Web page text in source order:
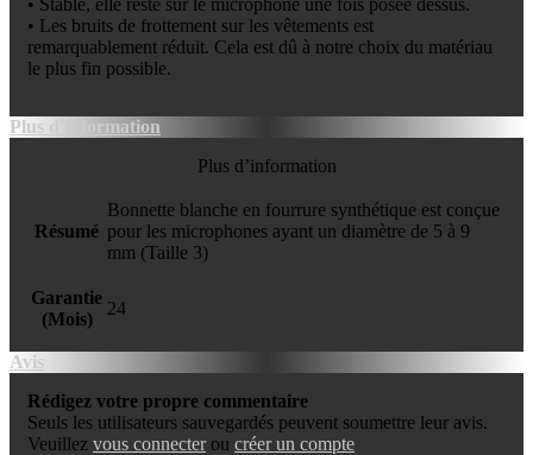
• Les bruits de frottement sur les vêtements est
remarquablement réduit. Cela est dû à notre choix du matériau
le plus fin possible.
Plus d’information
Plus d’information
Résumé
Bonnette blanche en fourrure synthétique est conçue
pour les microphones ayant un diamètre de 5 à 9
mm (Taille 3)
Garantie
(Mois)
24
Avis
Rédigez votre propre commentaire
Seuls les utilisateurs sauvegardés peuvent soumettre leur avis.
Veuillez vous connecterou créer un compte